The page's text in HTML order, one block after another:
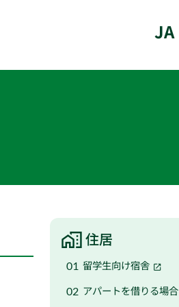
JA
住居
留学生向け宿舎
アパートを借りる場合